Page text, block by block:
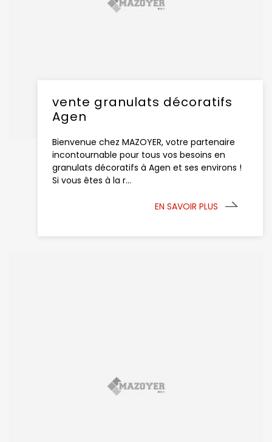
vente granulats décoratifs
Agen
Bienvenue chez MAZOYER, votre partenaire
incontournable pour tous vos besoins en
granulats décoratifs à Agen et ses environs !
Si vous êtes à la r...
EN SAVOIR PLUS